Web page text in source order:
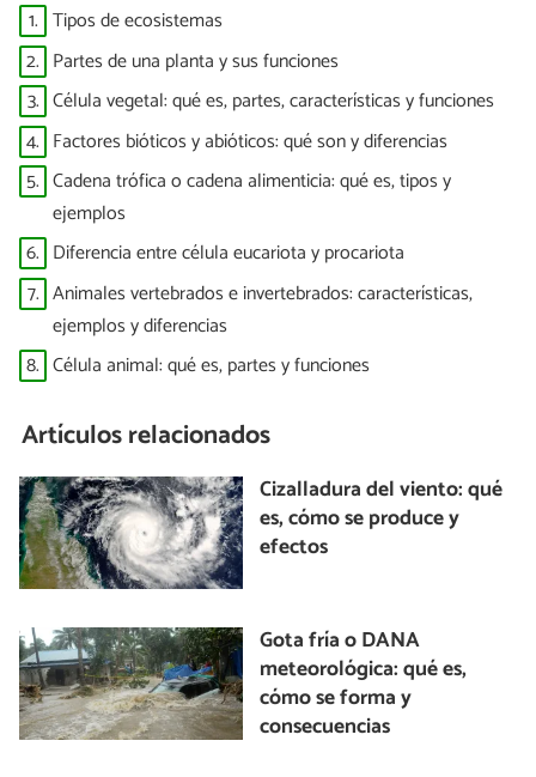
1. Tipos de ecosistemas
2. Partes de una planta y sus funciones
3. Célula vegetal: qué es, partes, características y funciones
4. Factores bióticos y abióticos: qué son y diferencias
5. Cadena trófica o cadena alimenticia: qué es, tipos y
ejemplos
6. Diferencia entre célula eucariota y procariota
7. Animales vertebrados e invertebrados: características,
ejemplos y diferencias
8. Célula animal: qué es, partes y funciones
Artículos relacionados
Cizalladura del viento: qué
es, cómo se produce y
efectos
Gota fría o DANA
meteorológica: qué es,
cómo se forma y
consecuencias